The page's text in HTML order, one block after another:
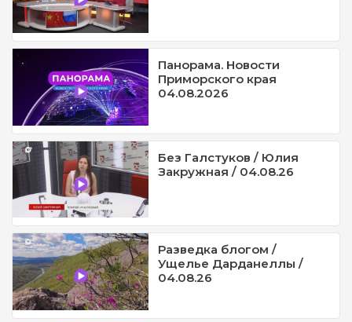
Панорама. Новости
Приморского края
04.08.2026
Без Галстуков / Юлия
Закружная / 04.08.26
Разведка блогом /
Ущелье Дарданеллы /
04.08.26